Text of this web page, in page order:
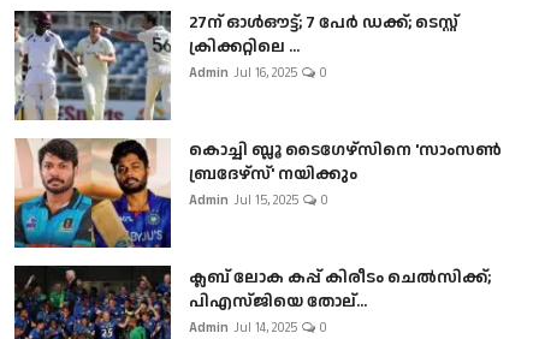
27ന് ഓൾഔട്ട്; 7 പേർ ഡക്ക്; ടെസ്റ്റ്
ക്രിക്കറ്റിലെ ...
Admin Jul 16, 2025 0
കൊച്ചി ബ്ലൂ ടൈഗേഴ്സിനെ 'സാംസൺ
ബ്രദേഴ്സ്' നയിക്കും
Admin Jul 15, 2025 0
ക്ലബ് ലോക കപ്പ് കിരീടം ചെല്‍സിക്ക്;
പിഎസ്ജിയെ തോല്...
Admin Jul 14, 2025 0